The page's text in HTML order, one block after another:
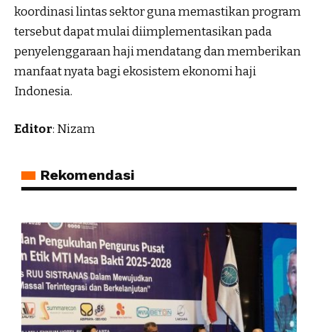
koordinasi lintas sektor guna memastikan program
tersebut dapat mulai diimplementasikan pada
penyelenggaraan haji mendatang dan memberikan
manfaat nyata bagi ekosistem ekonomi haji
Indonesia.
Editor: Nizam
Rekomendasi